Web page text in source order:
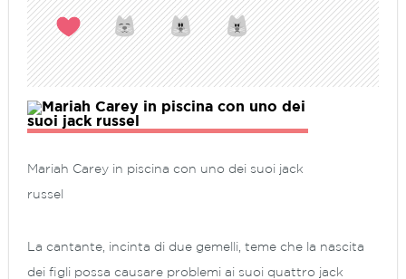
Mariah Carey in piscina con uno dei suoi jack
russel
La cantante, incinta di due gemelli, teme che la nascita
dei figli possa causare problemi ai suoi quattro jack